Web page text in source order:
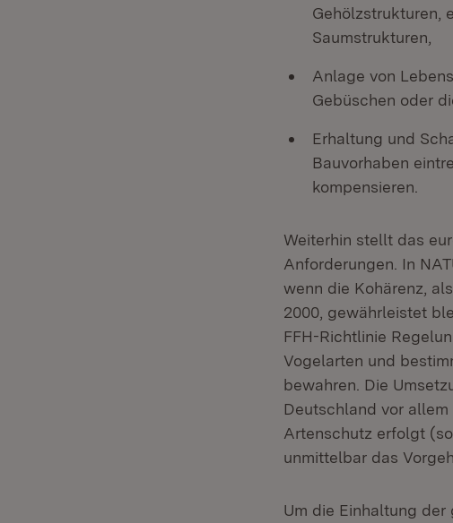
Gehölzstrukturen,
Saumstrukturen,
Anlage von
Gebüschen oder
Erhaltung und
Bauvorhaben
kompensieren.
Weiterhin stellt das
Anforderungen. In
wenn die Kohärenz,
2000, gewährleistet
FFH-Richtlinie
Vogelarten und
bewahren. Die
Deutschland vor
Artenschutz erfolgt
unmittelbar das
Um die Einhaltung